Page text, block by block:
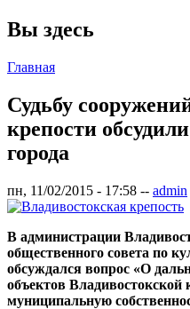
Вы здесь
Главная
Судьбу
крепости
города
пн, 11/02/2015 - 17:58 -- admin
В администрации
общественного совета по
обсуждался вопрос «О
объектов Владивостокской
муниципальную